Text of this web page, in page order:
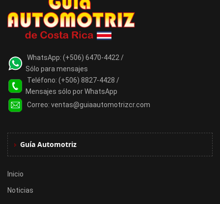
WhatsApp: (+506) 6470-4422 /
Sólo para mensajes
Teléfono: (+506) 8827-4428 /
Mensajes sólo por WhatsApp
Correo: ventas@guiaautomotrizcr.com
Guía Automotriz
Inicio
Noticias